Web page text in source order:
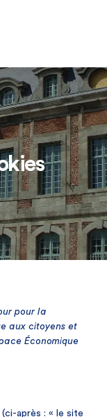
pour la
aux citoyens et
Économique
(ci-après : « le site